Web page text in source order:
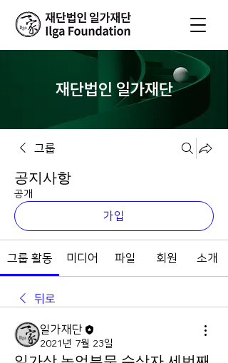
재단법인 일가재단
그룹
공지사항
공개
가입
그룹 활동 미디어 파일 회원 소개
뒤로
일가재단
2021년 7월 23일